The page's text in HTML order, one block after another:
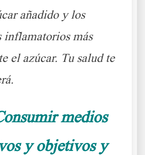
añadido y los
inflamatorios más
el azúcar. Tu salud te
medios
y objetivos y